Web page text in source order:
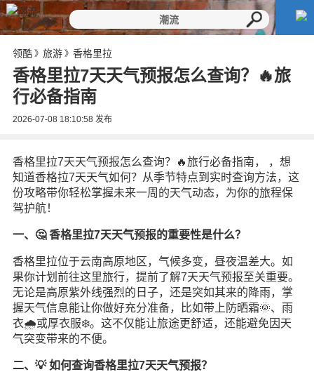
领酷》 旅游》 香格里拉
香格里拉7天天气预报怎么查询？🔥旅
行必备指南
2026-07-08 18:10:58发布
香格里拉7天天气预报怎么查询？🔥旅行必备指南， ，想
知道香格拉7天天气如何？从季节特点到实时查询方法，这
份攻略带你轻松掌握未来一周的天气动态，为你的旅程保
驾护航！
一、🤔 香格里拉7天天气预报的重要性是什么？
香格里拉位于云南高原地区，气候多变，昼夜温差大。如
果你计划前往这里旅行，提前了解7天天气预报至关重要。
无论是高原紫外线强烈的日子，还是突如其来的降雨，掌
握天气信息能让你做好充分准备，比如带上防晒霜🌞、雨
衣🌧️或厚衣服❄️。这不仅能让旅途更舒适，还能避免因天
气突变带来的不便。
二、💡 如何查询香格里拉7天天气预报？